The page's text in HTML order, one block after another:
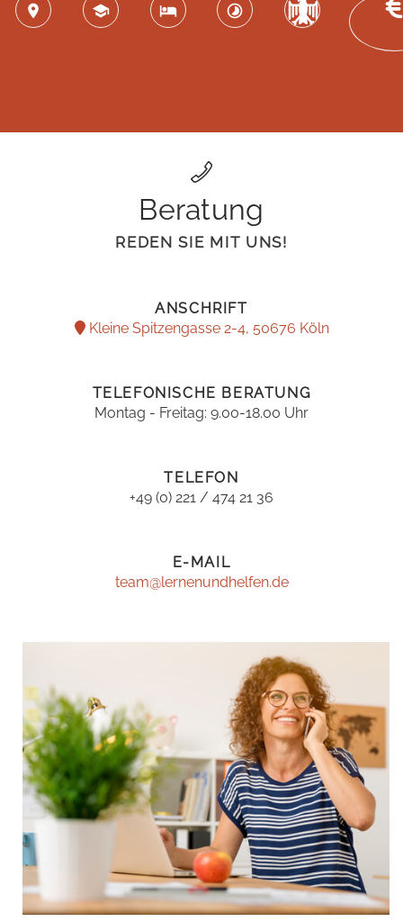
Beratung
REDEN SIE MIT UNS!
ANSCHRIFT
Kleine Spitzengasse 2-4, 50676 Köln
TELEFONISCHE BERATUNG
Montag - Freitag: 9.00-18.00 Uhr
TELEFON
+49 (0) 221 / 474 21 36
E-MAIL
team@lernenundhelfen.de